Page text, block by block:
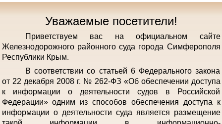
Уважаемые посетители!
Приветствуем вас на официальном сайте
Железнодорожного районного суда города Симферополя
Республики Крым.
В соответствии со статьей 6 Федерального закона
от 22 декабря 2008 г. № 262-ФЗ «Об обеспечении доступа
к информации о деятельности судов в Российской
Федерации» одним из способов обеспечения доступа к
информации о деятельности суда является размещение